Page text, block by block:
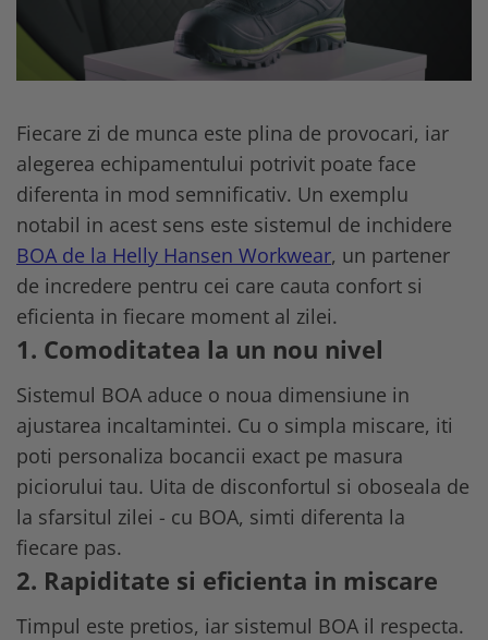
Branturi
Sosete
Tricouri camo
Bluze si hanorace camo
Caciuli si gulere camo
Geci camo
Pantaloni camo
Incaltaminte camo
Sorturi si maneci protectie
Accesorii echipamente protectie
Genunchiere
Alte accesorii echipamente
protectie
Genti si trolere
Buzunare externe
Echipamente specializate
Echipamente muncitori ferma
Echipamente veterinari
Echipamente mulgatori
Spacluri
Trasare si marcare
Fierastraie si topoare
Unelte de masurat
Foarfeci si cuttere
Maturi, perii si farase
Lopeti, cazmale si sape
Unelte specializate ferma
Ciocane si baroase
Dispozitive fixare
Capsatoare
Consumabile scule si unelte
Lame fierastraie
Coliere metalice
Menghine si prese
Fiecare zi de munca este plina de provocari, iar
alegerea echipamentului potrivit poate face
diferenta in mod semnificativ. Un exemplu
notabil in acest sens este sistemul de inchidere
BOA de la Helly Hansen Workwear, un partener
de incredere pentru cei care cauta confort si
eficienta in fiecare moment al zilei.
1. Comoditatea la un nou nivel
Sistemul BOA aduce o noua dimensiune in
ajustarea incaltamintei. Cu o simpla miscare, iti
poti personaliza bocancii exact pe masura
piciorului tau. Uita de disconfortul si oboseala de
la sfarsitul zilei - cu BOA, simti diferenta la
fiecare pas.
2. Rapiditate si eficienta in miscare
Timpul este pretios, iar sistemul BOA il respecta.